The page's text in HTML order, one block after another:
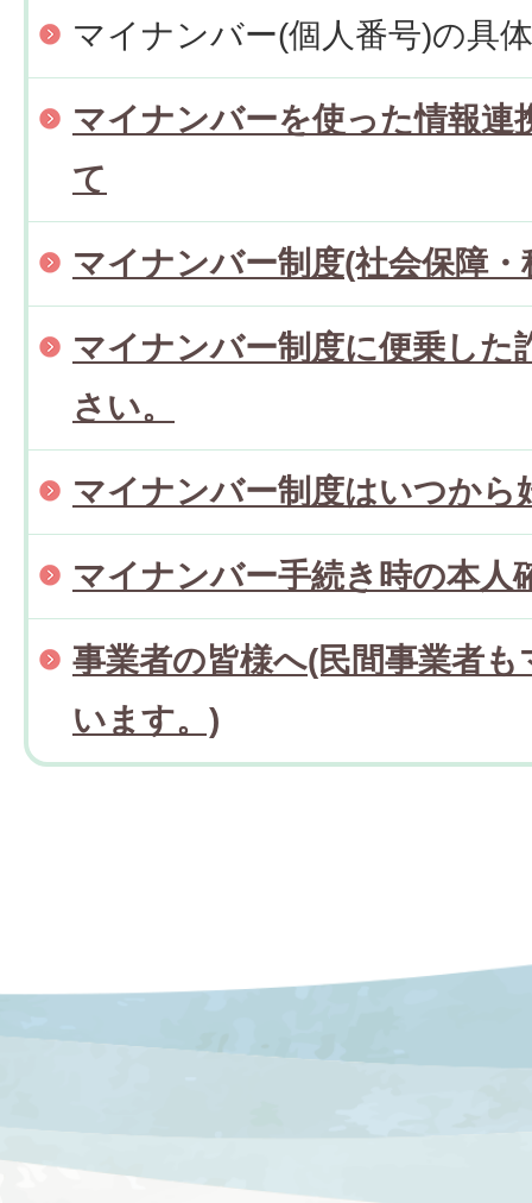
マイナンバー(個人番号)の具
マイナンバーを使った情報連
て
マイナンバー制度(社会保障
マイナンバー制度に便乗した
さい。
マイナンバー制度はいつから
マイナンバー手続き時の本人
事業者の皆様へ(民間事業者
います。)